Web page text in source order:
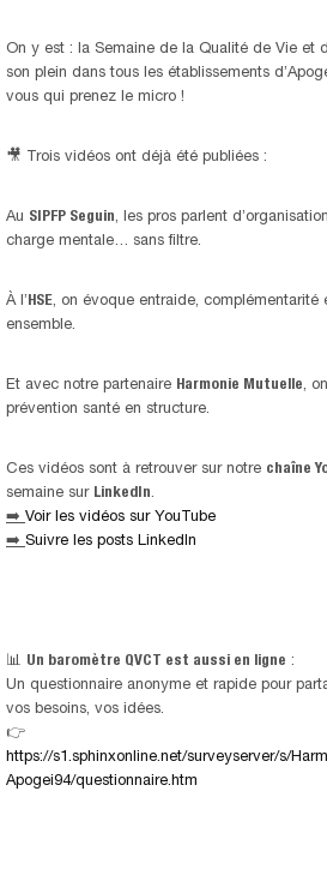
On y est : la Semaine de la Qualité de Vie et
son plein dans tous les établissements
vous qui prenez le micro !
🎥 Trois vidéos ont déjà été publiées :
Au SIPFP Seguin, les pros parlent
charge mentale… sans filtre.
À l’HSE, on évoque entraide, complémentarité
ensemble.
Et avec notre partenaire Harmonie Mutuelle,
prévention santé en structure.
Ces vidéos sont à retrouver sur notre chaîne
semaine sur LinkedIn.
➡ Voir les vidéos sur YouTube
➡ Suivre les posts LinkedIn
📊 Un baromètre QVCT est aussi en ligne :
Un questionnaire anonyme et rapide pour
vos besoins, vos idées.
👉
https://s1.sphinxonline.net/surveyserver/s/
Apogei94/questionnaire.htm